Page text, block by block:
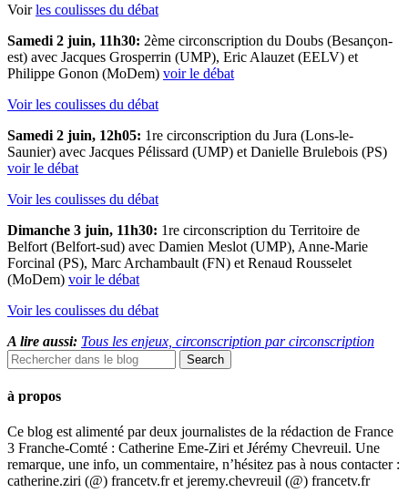
Voirles coulisses du débat
Samedi 2 juin, 11h30: 2ème circonscription du Doubs (Besançon-
est) avec Jacques Grosperrin (UMP), Eric Alauzet (EELV) et
Philippe Gonon (MoDem) voir le débat
Voir les coulisses du débat
Samedi 2 juin, 12h05: 1re circonscription du Jura (Lons-le-
Saunier) avec Jacques Pélissard (UMP) et Danielle Brulebois (PS)
voir le débat
Voir les coulisses du débat
Dimanche 3 juin, 11h30: 1re circonscription du Territoire de
Belfort (Belfort-sud) avec Damien Meslot (UMP), Anne-Marie
Forcinal (PS), Marc Archambault (FN) et Renaud Rousselet
(MoDem) voir le débat
Voir les coulisses du débat
A lire aussi: Tous les enjeux, circonscription par circonscription
à propos
Ce blog est alimenté par deux journalistes de la rédaction de France
3 Franche-Comté : Catherine Eme-Ziri et Jérémy Chevreuil. Une
remarque, une info, un commentaire, n’hésitez pas à nous contacter :
catherine.ziri (@) francetv.fr et jeremy.chevreuil (@) francetv.fr